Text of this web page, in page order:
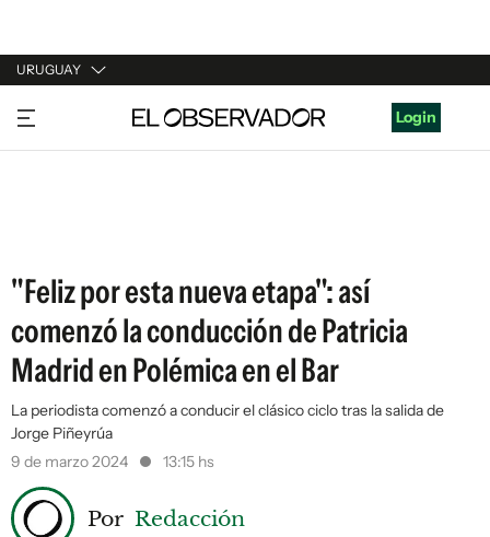
URUGUAY
URUGUAY
ARGENTINA
Login
"Feliz por esta nueva etapa": así
comenzó la conducción de Patricia
Madrid en Polémica en el Bar
La periodista comenzó a conducir el clásico ciclo tras la salida de
Jorge Piñeyrúa
9 de marzo 2024
13:15 hs
Por Redacción